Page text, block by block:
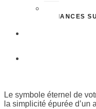
ALLIANCES
Le symbole éternel de
la simplicité épurée